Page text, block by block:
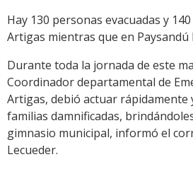
Hay 130 personas evacuadas y
Artigas mientras que en Paysandú
Durante toda la jornada de este
Coordinador departamental de
Artigas, debió actuar rápidamente
familias damnificadas,
gimnasio municipal, informó el
Lecueder.